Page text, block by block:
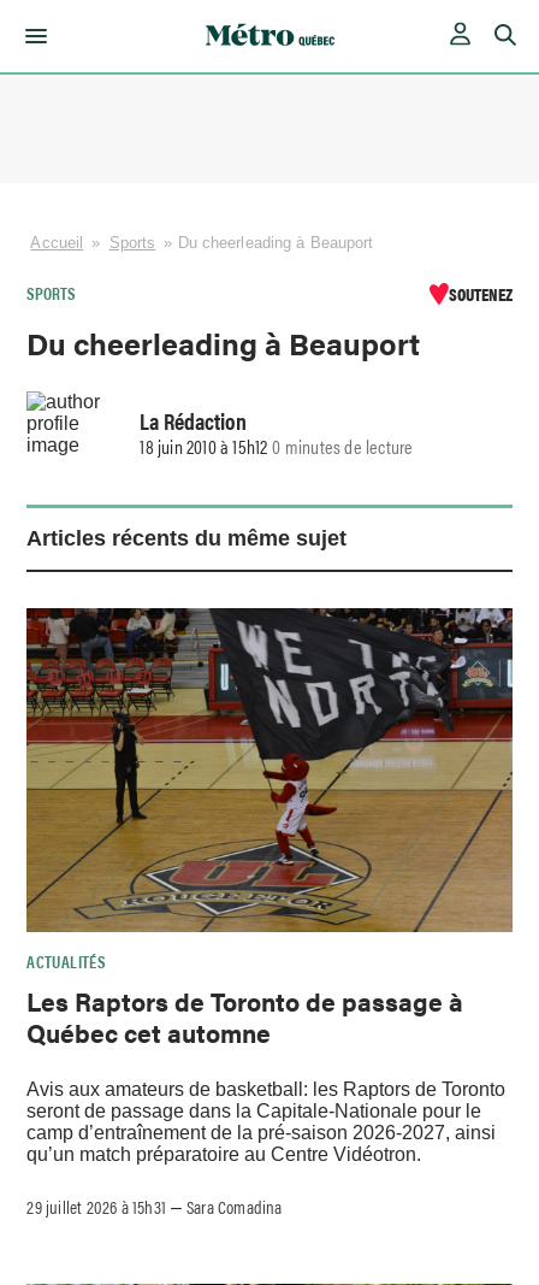
Accueil » Sports » Du cheerleading à Beauport
SPORTS SOUTENEZ
Du cheerleading à Beauport
La Rédaction
18 juin 2010 à 15h120 minutes de lecture
Articles récents du même sujet
ACTUALITÉS
Les Raptors de Toronto de passage à
Québec cet automne
Avis aux amateurs de basketball: les Raptors de Toronto
seront de passage dans la Capitale-Nationale pour le
camp d’entraînement de la pré-saison 2026-2027, ainsi
qu’un match préparatoire au Centre Vidéotron.
29 juillet 2026 à 15h31 –Sara Comadina